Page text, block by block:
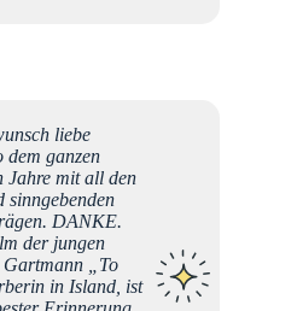
liebe
dem ganzen
Jahre mit all den
sinngebenden
DANKE.
der jungen
„To
in Island, ist